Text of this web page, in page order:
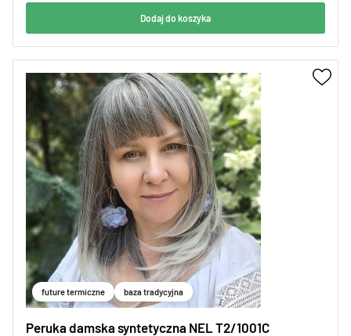
Dodaj do koszyka
future termiczne baza tradycyjna
Peruka damska syntetyczna NEL T2/1001C